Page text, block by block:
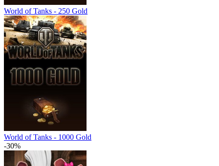
World of Tanks - 250 Gold
World of Tanks - 1000 Gold
-30%